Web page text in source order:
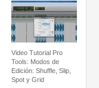
Video Tutorial Pro
Tools: Modos de
Edición: Shuffle, Slip,
Spot y Grid